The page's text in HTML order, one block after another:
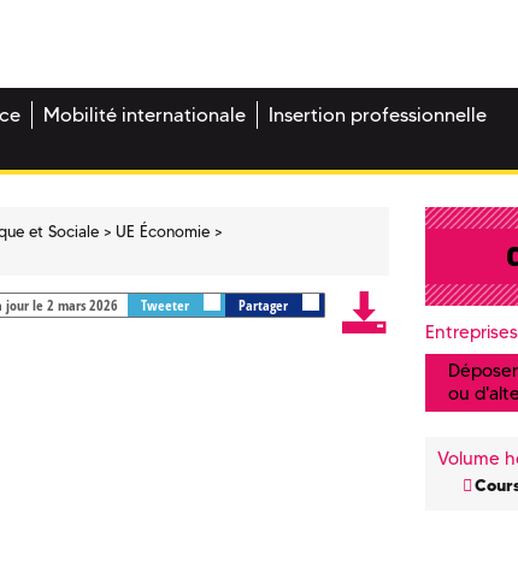
Mobilité internationale
Insertion professionnelle
et Sociale
UE Économie
jour le 2 mars 2026 Tweeter Partager
Entreprises
ou
Volume